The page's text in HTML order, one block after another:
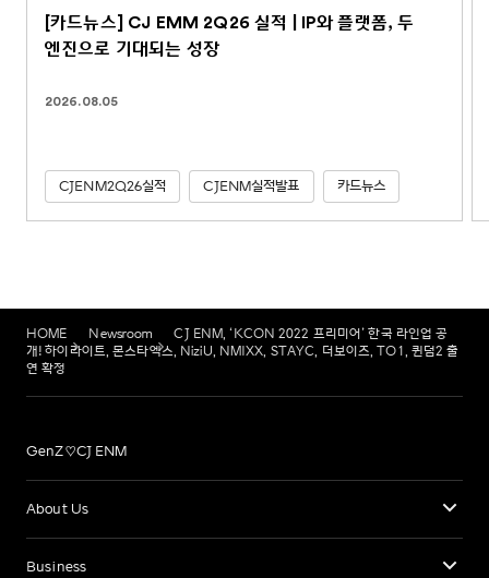
[카드뉴스] CJ EMM 2Q26 실적 | IP와 플랫폼, 두
엔진으로 기대되는 성장
2026.08.05
CJENM2Q26실적 CJENM실적발표 카드뉴스
HOME Newsroom
CJ ENM, ‘KCON 2022 프리미어’ 한국 라인업 공
개! 하이라이트, 몬스타엑스, NiziU, NMIXX, STAYC, 더보이즈, TO1, 퀸덤2 출
연 확정
GenZ♡CJ ENM
About Us
Business